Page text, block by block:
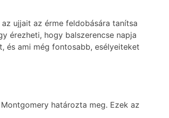
ujjait az érme feldobására tanítsa
érezheti, hogy balszerencse napja
és ami még fontosabb, esélyeiteket
határozta meg. Ezek az